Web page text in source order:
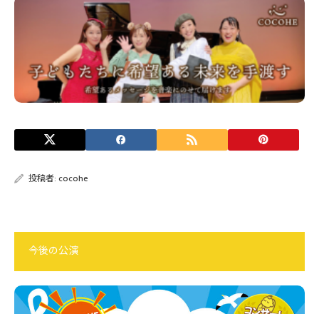
投稿者: cocohe
今後の公演